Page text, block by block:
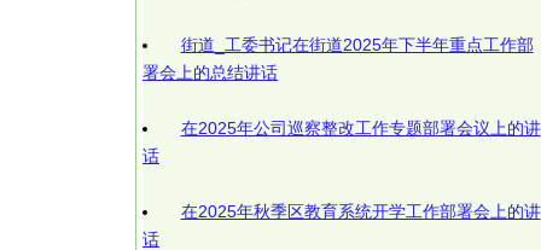
街道_工委书记在街道2025年下半年重点工作部
署会上的总结讲话
在2025年公司巡察整改工作专题部署会议上的讲
话
在2025年秋季区教育系统开学工作部署会上的讲
话